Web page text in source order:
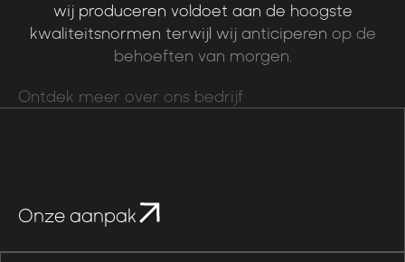
wij produceren voldoet aan de hoogste
kwaliteitsnormen terwijl wij anticiperen op de
behoeften van morgen.
Ontdek meer over ons bedrijf
Onze aanpak